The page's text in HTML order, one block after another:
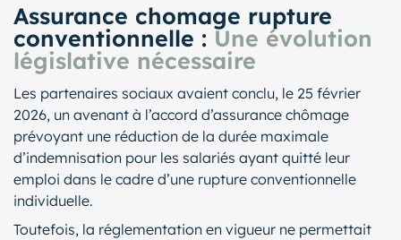
Assurance chomage rupture
conventionnelle : Une évolution
législative nécessaire
Les partenaires sociaux avaient conclu, le 25 février
2026, un avenant à l’accord d’assurance chômage
prévoyant une réduction de la durée maximale
d’indemnisation pour les salariés ayant quitté leur
emploi dans le cadre d’une rupture conventionnelle
individuelle.
Toutefois, la réglementation en vigueur ne permettait